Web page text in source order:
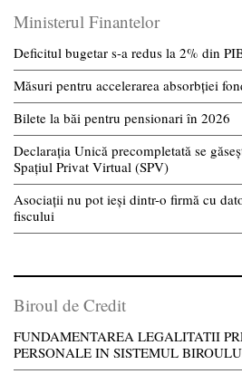
Ministerul Finantelor
Deficitul bugetar s-a redus la 2% din
Măsuri pentru accelerarea absorbției
Bilete la băi pentru pensionari în 2026
Declarația Unică precompletată se
Spațiul Privat Virtual (SPV)
Asociații nu pot ieși dintr-o firmă cu
fiscului
Biroul de Credit
FUNDAMENTAREA LEGALITATII
PERSONALE IN SISTEMUL